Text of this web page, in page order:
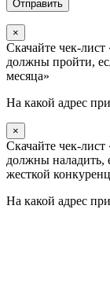
×
Скачайте чек-
должны пройти,
месяца»
На какой адрес
×
Скачайте чек-
должны наладить,
жесткой
На какой адрес